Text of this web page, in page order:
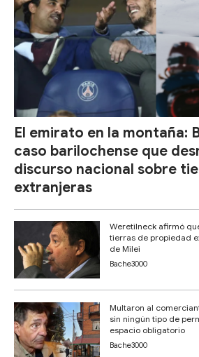
El emirato en la montaña:
caso barilochense que
discurso nacional sobre
extranjeras
Weretilneck afirmó
tierras de propiedad
de Milei
Bache3000
Multaron al
sin ningún tipo de
espacio obligatorio
Bache3000